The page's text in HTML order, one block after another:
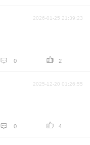
2026-01-25 21:39:23
 0  2
2025-12-20 01:26:55
 0  4